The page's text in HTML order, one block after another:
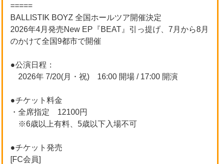
=====
BALLISTIK BOYZ 全国ホールツア開催決定
2026年4月発売New EP『BEAT』引っ提げ、7月から8月
のかけて全国9都市で開催
●公演日程：
2026年 7/20(月・祝) 16:00 開場 / 17:00 開演
●チケット料金
・全席指定 12100円
※6歳以上有料、5歳以下入場不可
●チケット発売
[FC会員]